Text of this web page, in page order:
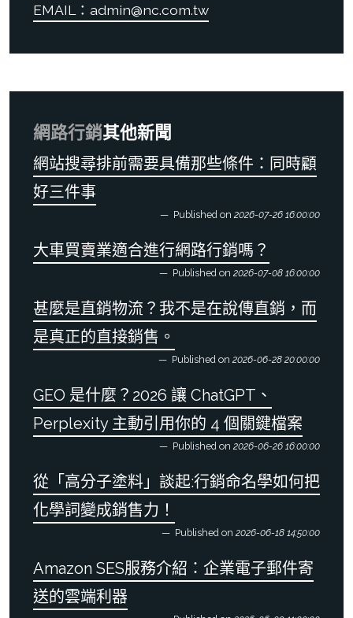
EMAIL：admin@nc.com.tw
網路行銷其他新聞
網站搜尋排前需要具備那些條件：同時顧
好三件事
Published on 2026-07-26 16:00:00
大車買賣業適合進行網路行銷嗎？
Published on 2026-07-08 16:00:00
甚麼是直銷物流？我不是在說傳直銷，而
是真正的直接銷售。
Published on 2026-06-28 20:00:00
GEO 是什麼？2026 讓 ChatGPT、
Perplexity 主動引用你的 4 個關鍵檔案
Published on 2026-06-26 16:00:00
從「高分子塗料」談起:行銷命名學如何把
化學詞變成銷售力！
Published on 2026-06-18 14:50:00
Amazon SES服務介紹：企業電子郵件寄
送的雲端利器